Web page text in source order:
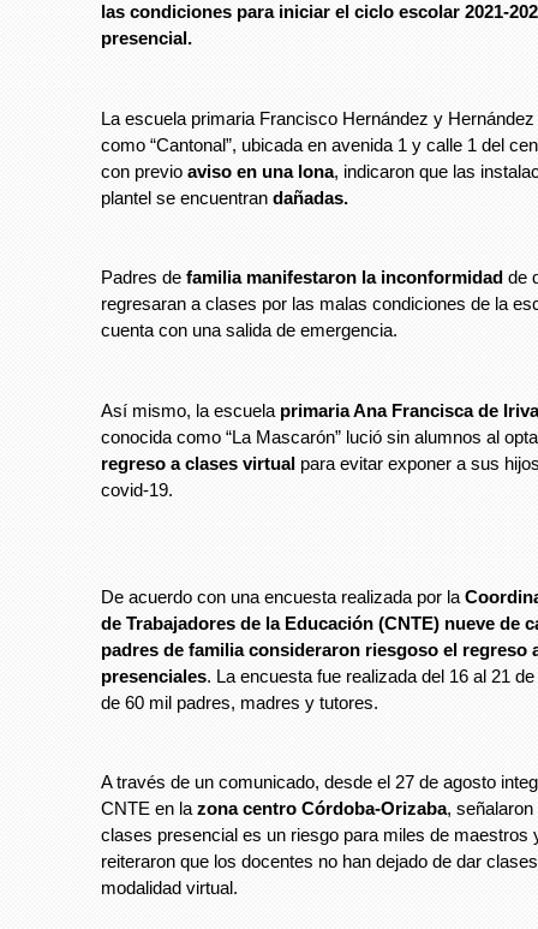
las condiciones para iniciar el ciclo escolar 2021-
presencial.
La escuela primaria Francisco Hernández y
como “Cantonal”, ubicada en avenida 1 y calle 1 del
con previo aviso en una lona, indicaron que las
plantel se encuentran dañadas.
Padres de familia manifestaron la inconformidad de
regresaran a clases por las malas condiciones de la
cuenta con una salida de emergencia.
Así mismo, la escuela primaria Ana Francisca de
conocida como “La Mascarón” lució sin alumnos al
regreso a clases virtual para evitar exponer a sus
covid-19.
De acuerdo con una encuesta realizada por la
de Trabajadores de la Educación (CNTE) nueve de
padres de familia consideraron riesgoso el regreso
presenciales. La encuesta fue realizada del 16 al 21
de 60 mil padres, madres y tutores.
A través de un comunicado, desde el 27 de agosto
CNTE en la zona centro Córdoba-Orizaba,
clases presencial es un riesgo para miles de maestros
reiteraron que los docentes no han dejado de dar
modalidad virtual.